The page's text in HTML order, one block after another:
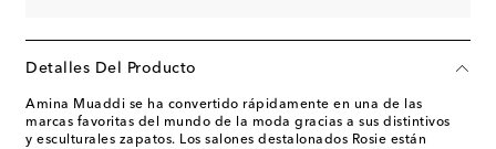
Detalles Del Producto
Amina Muaddi se ha convertido rápidamente en una de las
marcas favoritas del mundo de la moda gracias a sus distintivos
y esculturales zapatos. Los salones destalonados Rosie están